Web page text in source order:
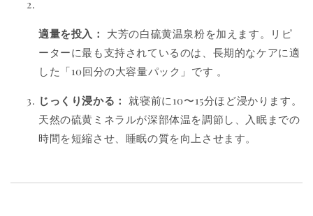
適量を投入： 大芳の白硫黄温泉粉を加えます。リピ
ーターに最も支持されているのは、長期的なケアに適
した「10回分の大容量パック」です 。
じっくり浸かる： 就寝前に10〜15分ほど浸かります。
天然の硫黄ミネラルが深部体温を調節し、入眠までの
時間を短縮させ、睡眠の質を向上させます。